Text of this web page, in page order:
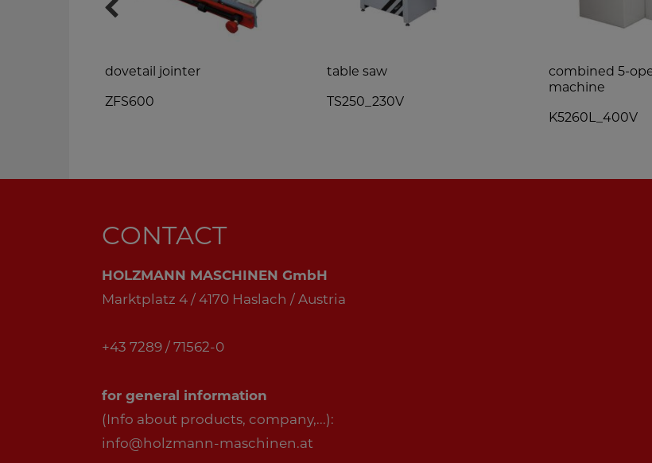
dovetail jointer
ZFS600
table saw
TS250_230V
combined 5-
machine
K5260L_400V
CONTACT
HOLZMANN MASCHINEN GmbH
Marktplatz 4 / 4170 Haslach / Austria
+43 7289 / 71562-0
for general information
(Info about products, company,...):
info@holzmann-maschinen.at